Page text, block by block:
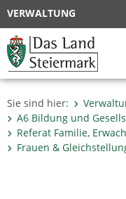
VERWALTUNG
Sie sind hier:
A6 Bildung und
Referat Familie,
Frauen &